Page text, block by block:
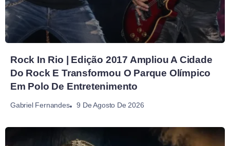
Rock In Rio | Edição 2017 Ampliou A Cidade
Do Rock E Transformou O Parque Olímpico
Em Polo De Entretenimento
Gabriel Fernandes 9 De Agosto De 2026